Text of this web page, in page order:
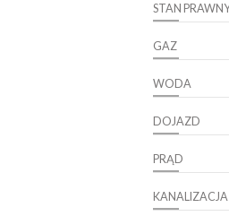
STAN
GAZ
WODA
DOJAZD
PRĄD
KANALIZACJA